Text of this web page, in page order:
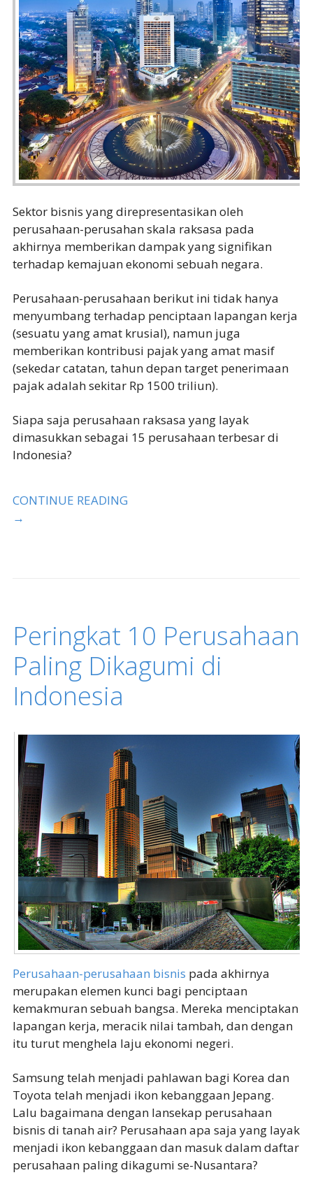
Sektor bisnis yang direpresentasikan oleh
perusahaan-perusahan skala raksasa pada
akhirnya memberikan dampak yang signifikan
terhadap kemajuan ekonomi sebuah negara.
Perusahaan-perusahaan berikut ini tidak hanya
menyumbang terhadap penciptaan lapangan kerja
(sesuatu yang amat krusial), namun juga
memberikan kontribusi pajak yang amat masif
(sekedar catatan, tahun depan target penerimaan
pajak adalah sekitar Rp 1500 triliun).
Siapa saja perusahaan raksasa yang layak
dimasukkan sebagai 15 perusahaan terbesar di
Indonesia?
CONTINUE READING
→
Peringkat 10 Perusahaan
Paling Dikagumi di
Indonesia
Perusahaan-perusahaan bisnis pada akhirnya
merupakan elemen kunci bagi penciptaan
kemakmuran sebuah bangsa. Mereka menciptakan
lapangan kerja, meracik nilai tambah, dan dengan
itu turut menghela laju ekonomi negeri.
Samsung telah menjadi pahlawan bagi Korea dan
Toyota telah menjadi ikon kebanggaan Jepang.
Lalu bagaimana dengan lansekap perusahaan
bisnis di tanah air? Perusahaan apa saja yang layak
menjadi ikon kebanggaan dan masuk dalam daftar
perusahaan paling dikagumi se-Nusantara?